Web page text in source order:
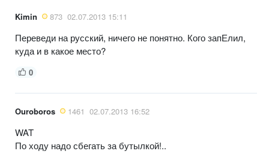
Kimin 873 02.07.2013 15:11
Переведи на русский, ничего не понятно. Кого запЕлил,
куда и в какое место?
0
Ouroboros 1461 02.07.2013 16:52
WAT
По ходу надо сбегать за бутылкой!..